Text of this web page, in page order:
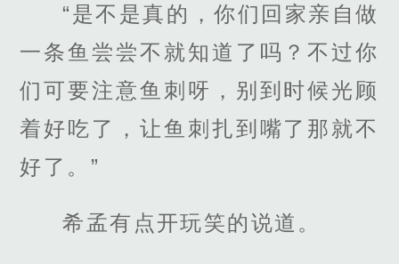
“是不是真的，你们回家亲自做
一条鱼尝尝不就知道了吗？不过你
们可要注意鱼刺呀，别到时候光顾
着好吃了，让鱼刺扎到嘴了那就不
好了。”
希孟有点开玩笑的说道。